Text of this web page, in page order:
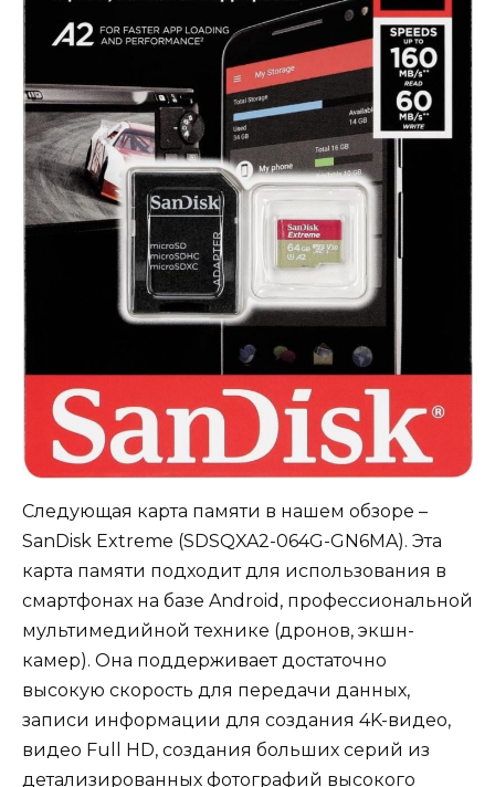
Следующая карта памяти в нашем обзоре –
SanDisk Extreme (SDSQXA2-064G-GN6MA). Эта
карта памяти подходит для использования в
смартфонах на базе Android, профессиональной
мультимедийной технике (дронов, экшн-
камер). Она поддерживает достаточно
высокую скорость для передачи данных,
записи информации для создания 4K-видео,
видео Full HD, создания больших серий из
детализированных фотографий высокого